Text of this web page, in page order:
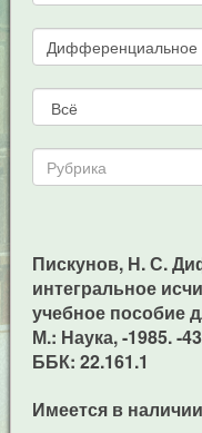
Пискунов, Н. С.
интегральное
учебное пособие
М.: Наука, -1985. -
ББК: 22.161.1
Имеется в